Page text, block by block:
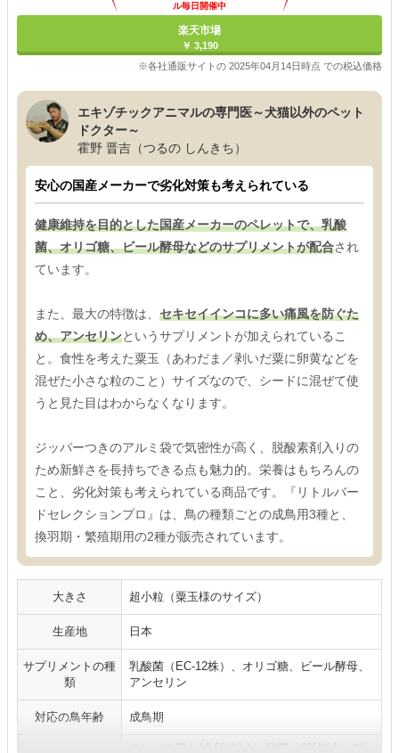
ル毎日開催中
楽天市場
￥ 3,190
※各社通販サイトの 2025年04月14日時点 での税込価格
エキゾチックアニマルの専門医～犬猫以外のペット
ドクター～
霍野 晋吉（つるの しんきち）
安心の国産メーカーで劣化対策も考えられている
健康維持を目的とした国産メーカーのペレットで、乳酸
菌、オリゴ糖、ビール酵母などのサプリメントが配合され
ています。
また、最大の特徴は、 セキセイインコに多い痛風を防ぐた
め、アンセリンというサプリメントが加えられているこ
と。食性を考えた粟玉（あわだま／剥いだ粟に卵黄などを
混ぜた小さな粒のこと）サイズなので、シードに混ぜて使
うと見た目はわからなくなります。
ジッパーつきのアルミ袋で気密性が高く、脱酸素剤入りの
ため新鮮さを長持ちできる点も魅力的。栄養はもちろんの
こと、劣化対策も考えられている商品です。『リトルバー
ドセレクションプロ』は、鳥の種類ごとの成鳥用3種と、
換羽期・繁殖期用の2種が販売されています。
大きさ 超小粒（粟玉様のサイズ）
生産地 日本
サプリメントの種
類
乳酸菌（EC-12株）、オリゴ糖、ビール酵母、
アンセリン
対応の鳥年齢 成鳥期